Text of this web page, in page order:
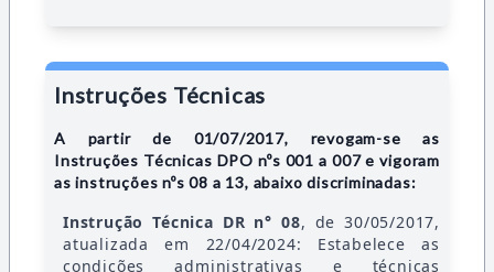
Instruções Técnicas
A partir de 01/07/2017, revogam-se as
Instruções Técnicas DPO nºs 001 a 007 e vigoram
as instruções nºs 08 a 13, abaixo discriminadas:
Instrução Técnica DR n° 08, de 30/05/2017,
atualizada em 22/04/2024: Estabelece as
condições administrativas e técnicas